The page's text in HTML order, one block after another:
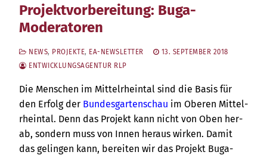
Projektvorbereitung: Buga-
Moderatoren
NEWS, PROJEKTE, EA-NEWSLETTER
13. SEPTEMBER 2018
ENTWICKLUNGSAGENTUR RLP
Die Men­schen im Mit­tel­rhein­tal sind die Basis für
den Erfolg der Bun­des­gar­ten­schau im Obe­ren Mit­tel­
rhein­tal. Denn das Pro­jekt kann nicht von Oben her­
ab, son­dern muss von Innen her­aus wir­ken. Damit
das gelin­gen kann, berei­ten wir das Pro­jekt Buga-